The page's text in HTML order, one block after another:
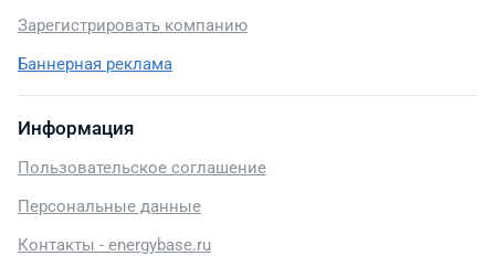
Зарегистрировать компанию
Баннерная реклама
Информация
Пользовательское соглашение
Персональные данные
Контакты - energybase.ru